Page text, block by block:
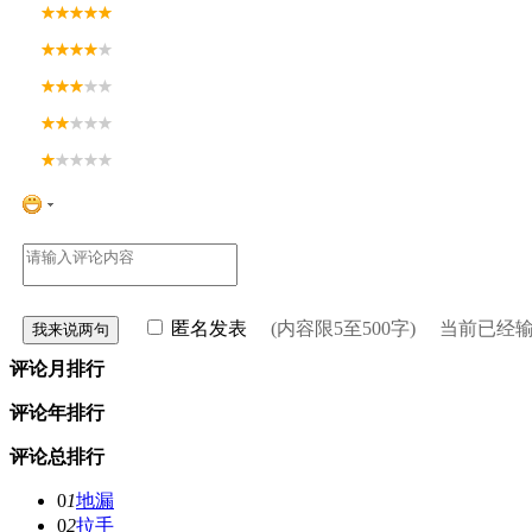
匿名发表 (内容限5至500字) 当前已经
评论月排行
评论年排行
评论总排行
01地漏
02拉手